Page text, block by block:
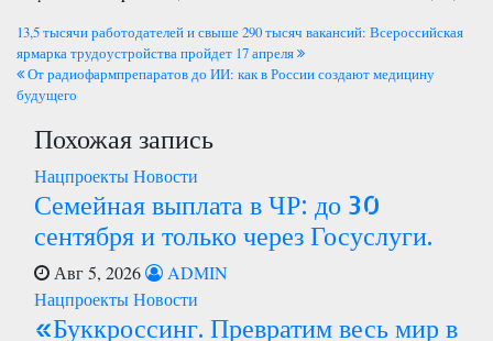
Навигация
по
записям
13,5 тысячи работодателей и свыше 290 тысяч вакансий: Всероссийская
ярмарка трудоустройства пройдет 17 апреля
От радиофармпрепаратов до ИИ: как в России создают медицину
будущего
Похожая запись
НацпроектыНовости
Семейная выплата в ЧР: до 30
сентября и только через Госуслуги.
Авг 5, 2026
ADMIN
НацпроектыНовости
«Буккроссинг. Превратим весь мир в